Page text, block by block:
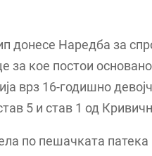
донесе Наредба за
за кое постои
врз 16-годишно
5 и став 1 од
по пешачката патека